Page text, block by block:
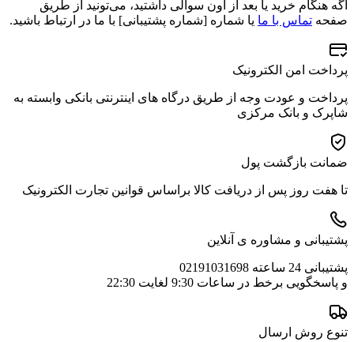
اگه هنگام خرید یا بعد از اون سوالی داشتید، می‌تونید از طریق
صفحه تماس با ما یا شماره [شماره پشتیبانی] با ما در ارتباط باشید.
پرداخت امن الکترونیک
پرداخت و عودت وجه از طریق درگاه های اینترنتی بانکی وابسته به
شاپرک و بانک مرکزی
ضمانت بازگشت پول
تا هفت روز پس از دریافت کالا براساس قوانین تجارت الکترونیک
پشتیبانی و مشاوره ی آنلاین
پشتیبانی 24 ساعته 02191031698
و پاسخگویی برخط در ساعات 9:30 لغایت 22:30
تنوع روش ارسال